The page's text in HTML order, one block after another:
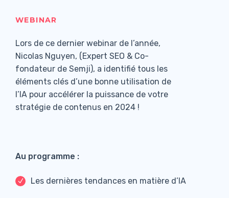
WEBINAR
Lors de ce dernier webinar de l’année,
Nicolas Nguyen, (Expert SEO & Co-
fondateur de Semji), a identifié tous les
éléments clés d’une bonne utilisation de
l’IA pour accélérer la puissance de votre
stratégie de contenus en 2024 !
Au programme :
Les dernières tendances en matière d’IA